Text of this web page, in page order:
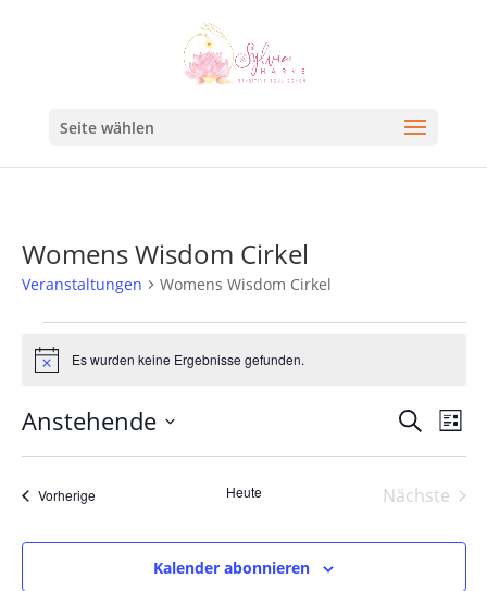
Seite wählen
Womens Wisdom Cirkel
Veranstaltungen Womens Wisdom Cirkel
HinweisEs wurden keine Ergebnisse gefunden.
Suche
und
SucheListe
Anstehende
Datum
wählen.
VorherigeVeranstaltungen Heute
Nächste
Kalender abonnieren